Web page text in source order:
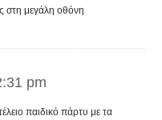
στη μεγάλη οθόνη
pm
παιδικό πάρτυ με τα